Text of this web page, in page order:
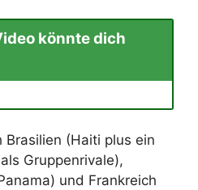
könnte dich
Brasilien (Haiti plus ein
Gruppenrivale),
und Frankreich